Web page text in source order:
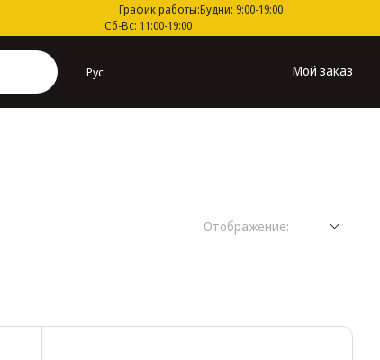
График работы:Будни: 9:00-19:00
Сб-Вс: 11:00-19:00
Рус Мой заказ
Отображение: